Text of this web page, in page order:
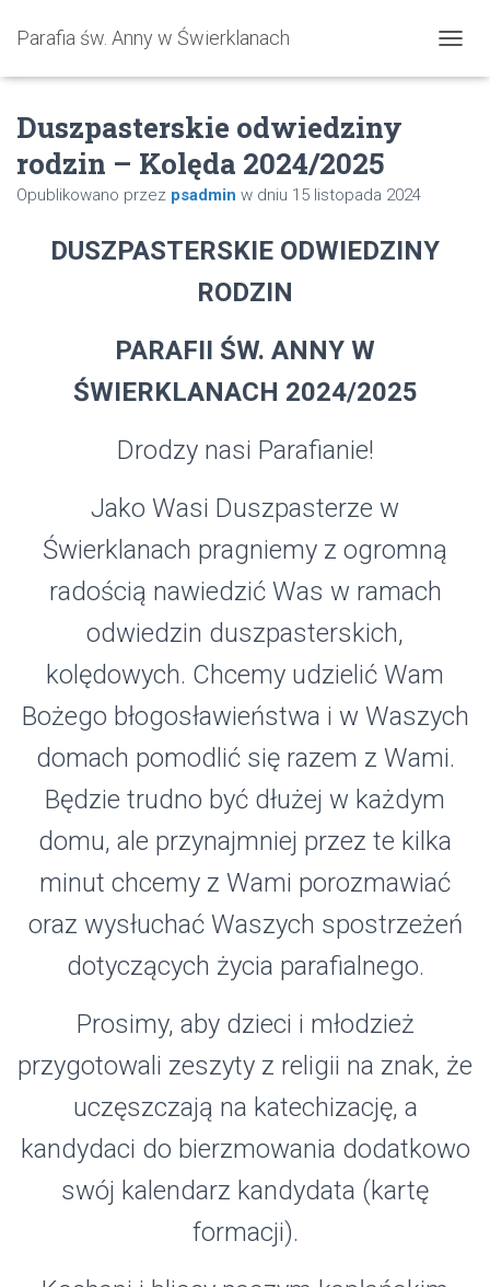
Parafia św. Anny w Świerklanach
R
Duszpasterskie odwiedziny
rodzin – Kolęda 2024/2025
Opublikowano przez psadmin w dniu 15 listopada 2024
DUSZPASTERSKIE ODWIEDZINY
RODZIN
PARAFII ŚW. ANNY W
ŚWIERKLANACH 2024/2025
Drodzy nasi Parafianie!
Jako Wasi Duszpasterze w
Świerklanach pragniemy z ogromną
radością nawiedzić Was w ramach
odwiedzin duszpasterskich,
kolędowych. Chcemy udzielić Wam
Bożego błogosławieństwa i w Waszych
domach pomodlić się razem z Wami.
Będzie trudno być dłużej w każdym
domu, ale przynajmniej przez te kilka
minut chcemy z Wami porozmawiać
oraz wysłuchać Waszych spostrzeżeń
dotyczących życia parafialnego.
Prosimy, aby dzieci i młodzież
przygotowali zeszyty z religii na znak, że
uczęszczają na katechizację, a
kandydaci do bierzmowania dodatkowo
swój kalendarz kandydata (kartę
formacji).